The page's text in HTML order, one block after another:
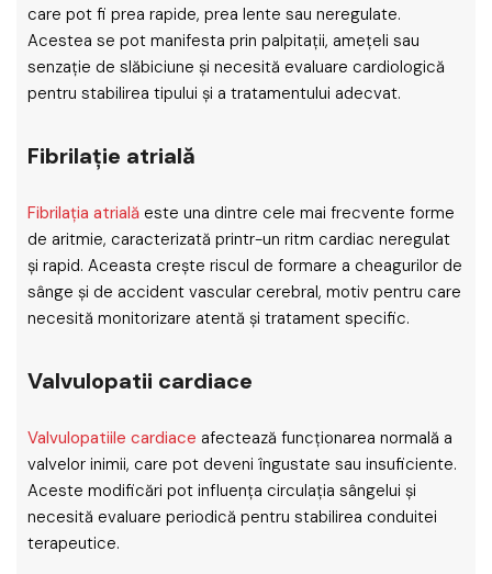
care pot fi prea rapide, prea lente sau neregulate.
Acestea se pot manifesta prin palpitații, amețeli sau
senzație de slăbiciune și necesită evaluare cardiologică
pentru stabilirea tipului și a tratamentului adecvat.
Fibrilație atrială
Fibrilația atrială este una dintre cele mai frecvente forme
de aritmie, caracterizată printr-un ritm cardiac neregulat
și rapid. Aceasta crește riscul de formare a cheagurilor de
sânge și de accident vascular cerebral, motiv pentru care
necesită monitorizare atentă și tratament specific.
Valvulopatii cardiace
Valvulopatiile cardiace afectează funcționarea normală a
valvelor inimii, care pot deveni îngustate sau insuficiente.
Aceste modificări pot influența circulația sângelui și
necesită evaluare periodică pentru stabilirea conduitei
terapeutice.